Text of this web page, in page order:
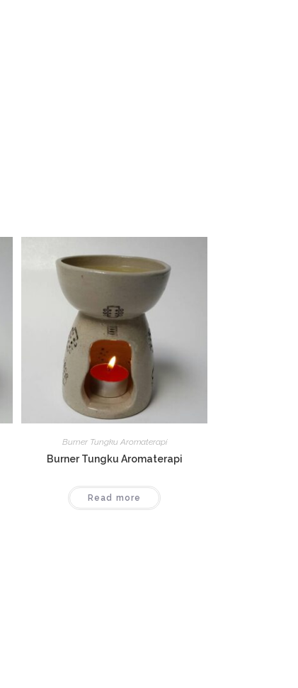
Burner Tungku Aromaterapi
Burner Tungku Aromaterapi
Read more